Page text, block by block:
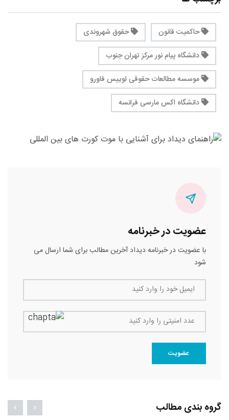
حاکمیت قانون
حقوق شهروندی
دانشگاه پیام نور مرکز تهران جنوب
موسسه مطالعات حقوقی لوییس فاورو
دانشگاه اکس مارسی فرانسه
عضویت در خبرنامه
با عضویت در خبرنامه دیداد آخرین مطالب برای شما ارسال می
شود
ایمیل خود را وارد کنید
عدد امنیتی را وارد کنید
عضویت
گروه بندی مطالب